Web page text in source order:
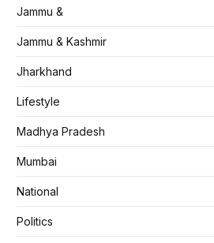
Jammu &
Jammu & Kashmir
Jharkhand
Lifestyle
Madhya Pradesh
Mumbai
National
Politics